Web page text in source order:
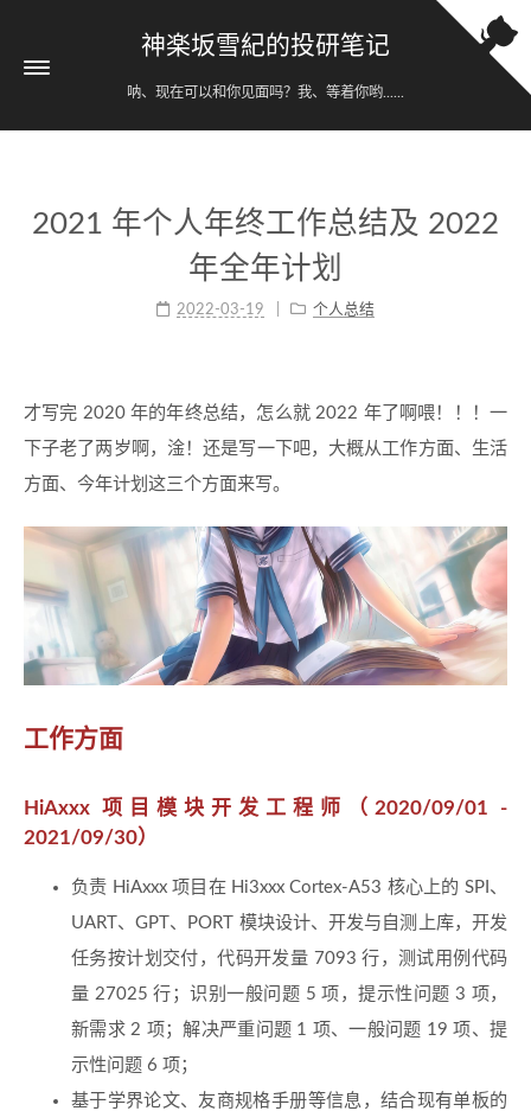
神楽坂雪紀的投研笔记
呐、现在可以和你见面吗？我、等着你哟......
2021 年个人年终工作总结及 2022
年全年计划
2022-03-19 个人总结
才写完 2020 年的年终总结，怎么就 2022 年了啊喂！！！一
下子老了两岁啊，淦！还是写一下吧，大概从工作方面、生活
方面、今年计划这三个方面来写。
工作方面
HiAxxx 项目模块开发工程师（2020/09/01 -
2021/09/30）
负责 HiAxxx 项目在 Hi3xxx Cortex-A53 核心上的 SPI、
UART、GPT、PORT 模块设计、开发与自测上库，开发
任务按计划交付，代码开发量 7093 行，测试用例代码
量 27025 行；识别一般问题 5 项，提示性问题 3 项，
新需求 2 项；解决严重问题 1 项、一般问题 19 项、提
示性问题 6 项；
基于学界论文、友商规格手册等信息，结合现有单板的